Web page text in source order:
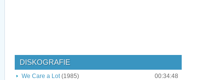
DISKOGRAFIE
We Care a Lot(1985)
00:34:48